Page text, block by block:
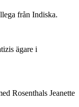
från Indiska.
ägare i
Rosenthals Jeanette